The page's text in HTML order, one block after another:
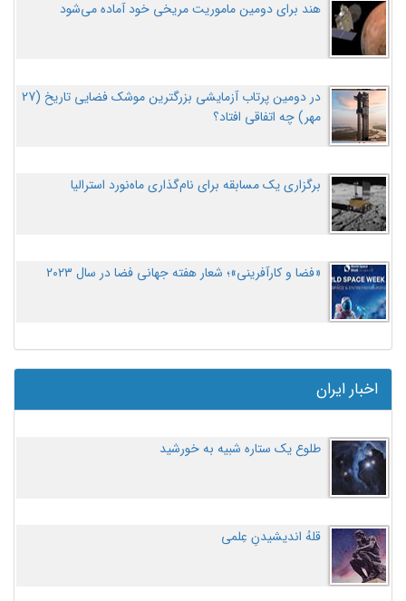
هند برای دومین ماموریت مریخی خود آماده می‌شود
در دومین پرتاب آزمایشی بزرگترین موشک فضایی تاریخ (27
مهر‌) چه اتفاقی افتاد؟
برگزاری یک مسابقه برای نام‌گذاری ماه‌نورد استرالیا
«فضا و کارآفرینی»؛ شعار هفته جهانی فضا در سال ۲۰۲۳
اخبار ایران
طلوع یک ستاره شبیه به خورشید
قلهُ اندیشیدنِ عِلمی